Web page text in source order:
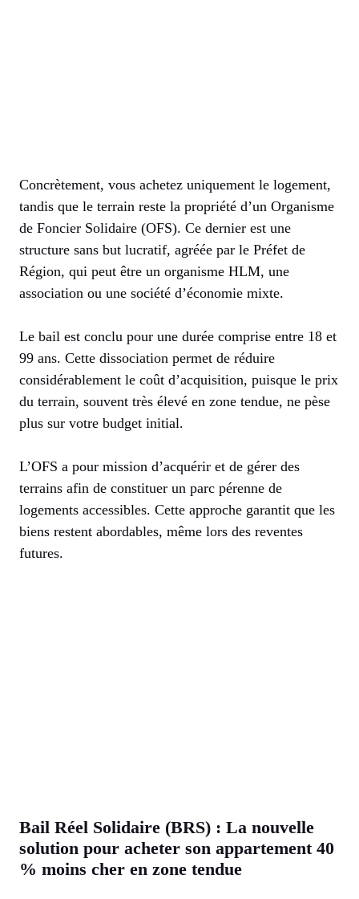
Concrètement, vous achetez uniquement le logement,
tandis que le terrain reste la propriété d’un Organisme
de Foncier Solidaire (OFS). Ce dernier est une
structure sans but lucratif, agréée par le Préfet de
Région, qui peut être un organisme HLM, une
association ou une société d’économie mixte.
Le bail est conclu pour une durée comprise entre 18 et
99 ans. Cette dissociation permet de réduire
considérablement le coût d’acquisition, puisque le prix
du terrain, souvent très élevé en zone tendue, ne pèse
plus sur votre budget initial.
L’OFS a pour mission d’acquérir et de gérer des
terrains afin de constituer un parc pérenne de
logements accessibles. Cette approche garantit que les
biens restent abordables, même lors des reventes
futures.
Bail Réel Solidaire (BRS) : La nouvelle
solution pour acheter son appartement 40
% moins cher en zone tendue